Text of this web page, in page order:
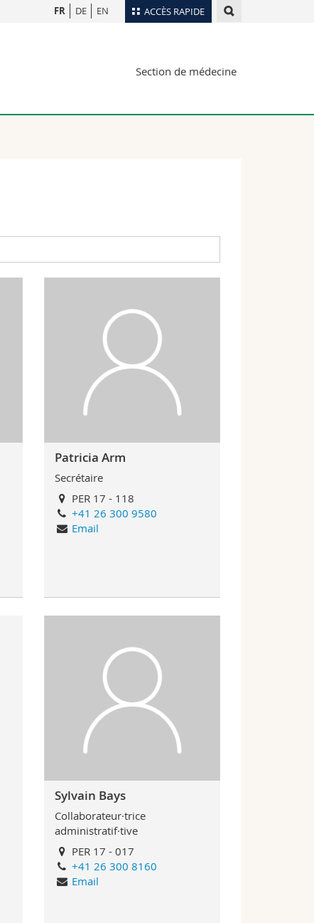
ACCÈS RAPIDE
Plan d'accès
Webmail
FR DE EN
Section de médecine
Patricia Arm
Secrétaire
PER 17 - 118
+41 26 300 9580
Email
Sylvain Bays
Collaborateur·trice
administratif·tive
PER 17 - 017
+41 26 300 8160
Email